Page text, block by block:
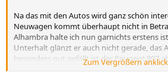
Na das mit den Autos wird ganz schön
Neuwagen kommt überhaupt nicht in
Alhambra halte ich nun garnichts erstens
Unterhalt glänzt er auch nicht gerade, das
besonders gut gefällt ist der Peugeot 807
für mich.
Zum Vergrößern